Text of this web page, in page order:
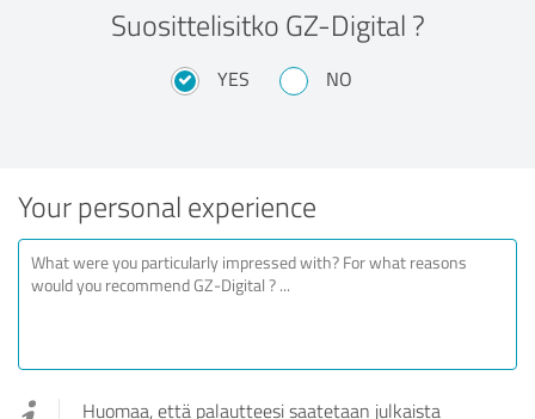
Suosittelisitko GZ-Digital ?
YES NO
Your personal experience
Huomaa, että palautteesi saatetaan julkaista